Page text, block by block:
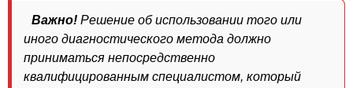
Важно! Решение об использовании того или
иного диагностического метода должно
приниматься непосредственно
квалифицированным специалистом, который